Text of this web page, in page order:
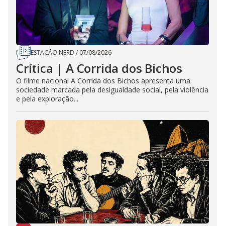
ESTAÇÃO NERD / 07/08/2026
Crítica | A Corrida dos Bichos
O filme nacional A Corrida dos Bichos apresenta uma
sociedade marcada pela desigualdade social, pela violência
e pela exploração...